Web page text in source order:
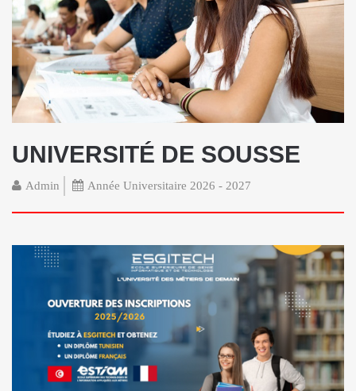
UNIVERSITÉ DE SOUSSE
Admin Année Universitaire 2026 - 2027